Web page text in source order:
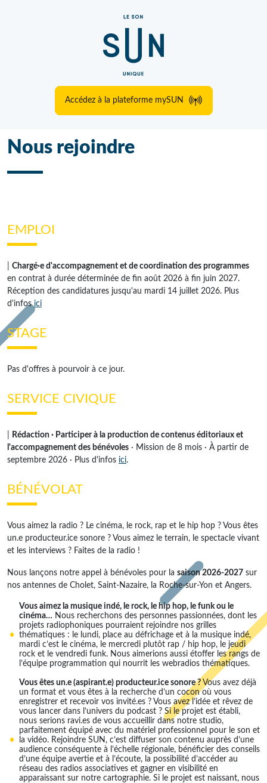
Accédez à la plateforme mySUN
Nous rejoindre
EMPLOI
Chargé·e d'accompagnement et de coordination des programmes
en contrat à durée déterminée de fin août 2026 à fin juin 2027.
Réception des candidatures jusqu'au mardi 14 juillet 2026. Plus
d'infosici
STAGE
Pas d'offres à pourvoir à ce jour.
SERVICE CIVIQUE
Rédaction · Participer à la production de contenus éditoriaux et
l'accompagnement des bénévoles · Mission de 8 mois · À partir de
septembre 2026 · Plus d'infos ici.
BÉNÉVOLAT
Vous aimez la radio ? Le cinéma, le rock, rap et le hip hop ? Vous êtes
un.e producteur.ice sonore ? Vous aimez le terrain, le spectacle vivant
et les interviews ? Faites de la radio !
Nous lançons notre appel à bénévoles pour la saison 2026-2027 sur
nos antennes de Cholet, Saint-Nazaire, la Roche-sur-Yon et Angers.
Vous aimez la musique indé, le rock, le hip hop, le funk ou le
cinéma… Nous recherchons des personnes passionnées, dont les
projets radiophoniques pourraient rejoindre nos grilles
thématiques : le lundi, place au défrichage et à la musique indé,
mardi c’est le cinéma, le mercredi plutôt rap / hip hop, le jeudi
rock et le vendredi funk. Nous aimerions aussi étoffer les rangs de
l’équipe programmation qui nourrit les webradios thématiques.
Vous êtes un.e (aspirant.e) producteur.ice sonore ? Vous avez déjà
un format et vous êtes à la recherche d’un cocon où vous
enregistrer et recevoir vos invité.es ? Vous avez l’idée et rêvez de
vous lancer dans l’univers du podcast ? Si le projet est établi,
nous serions ravi.es de vous accueillir dans notre studio,
parfaitement équipé avec du matériel professionnel pour le son et
la vidéo. Rejoindre SUN, c’est diffuser son contenu auprès d’une
audience conséquente à l’échelle régionale, bénéficier des conseils
d’une équipe avertie et à l’écoute, la possibilité d’accéder au
réseau des radios associatives et gagner en visibilité en
apparaissant sur notre cartographie. Si le projet est naissant, nous